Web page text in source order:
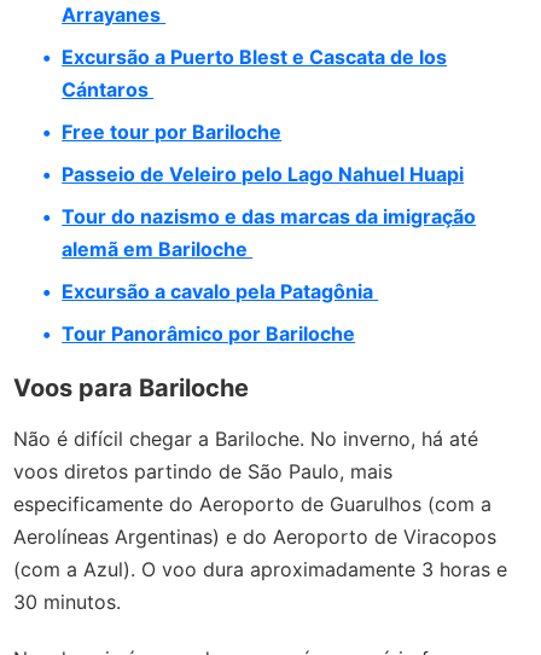
Arrayanes
Excursão a Puerto Blest e Cascata de los
Cántaros
Free tour por Bariloche
Passeio de Veleiro pelo Lago Nahuel Huapi
Tour do nazismo e das marcas da imigração
alemã em Bariloche
Excursão a cavalo pela Patagônia
Tour Panorâmico por Bariloche
Voos para Bariloche
Não é difícil chegar a Bariloche. No inverno, há até
voos diretos partindo de São Paulo, mais
especificamente do Aeroporto de Guarulhos (com a
Aerolíneas Argentinas) e do Aeroporto de Viracopos
(com a Azul). O voo dura aproximadamente 3 horas e
30 minutos.